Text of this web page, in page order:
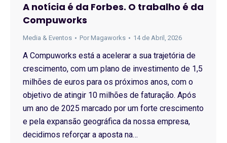
A notícia é da Forbes. O trabalho é da
Compuworks
Media & Eventos Por Magaworks 14 de Abril, 2026
A Compuworks está a acelerar a sua trajetória de
crescimento, com um plano de investimento de 1,5
milhões de euros para os próximos anos, com o
objetivo de atingir 10 milhões de faturação. Após
um ano de 2025 marcado por um forte crescimento
e pela expansão geográfica da nossa empresa,
decidimos reforçar a aposta na…